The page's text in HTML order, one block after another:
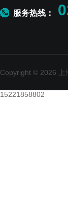
服务热线：
Copyright © 2026 上
15221858802